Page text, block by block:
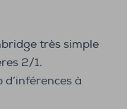
très simple
2/1.
à